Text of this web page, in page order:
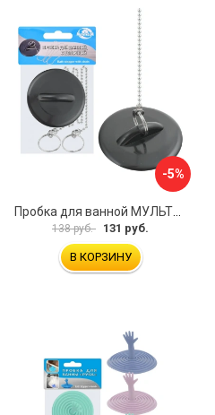
-5%
138 руб. 131 руб.
В КОРЗИНУ